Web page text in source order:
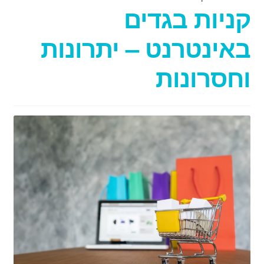
קניות בגדים
באינטרנט – יתרונות
וחסרונות